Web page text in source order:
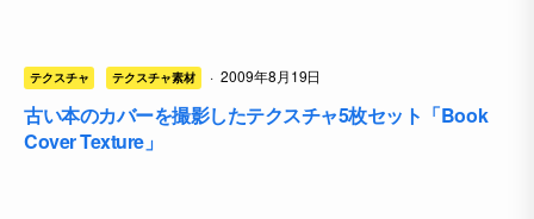
テクスチャ テクスチャ素材 · 2009年8月19日
古い本のカバーを撮影したテクスチャ5枚セット「Book
Cover Texture」